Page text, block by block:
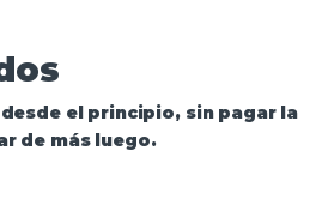
el principio, sin pagar la
de más luego.